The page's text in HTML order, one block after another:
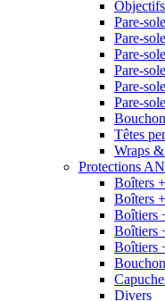
Pare-
Pare-
Pare-
Pare-
Pare-
Pare-
Têtes
Wraps
Protections
Boîters
Boîters
Boîtiers
Boîtiers
Boîtiers
Divers